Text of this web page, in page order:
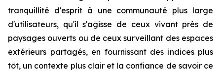
tranquillité d'esprit à une communauté plus large
d'utilisateurs, qu'il s'agisse de ceux vivant près de
paysages ouverts ou de ceux surveillant des espaces
extérieurs partagés, en fournissant des indices plus
tôt, un contexte plus clair et la confiance de savoir ce